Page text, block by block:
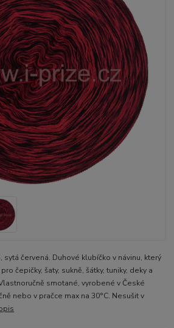
sytá červená. Duhové klubíčko v návinu, který
čepičky, šaty, sukně, šátky, tuniky, deky a
smotané, vyrobené v České
nebo v pračce max na 30°C. Nesušit v